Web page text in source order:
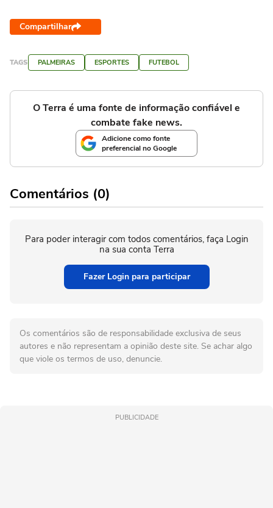
Compartilhar
TAGS PALMEIRAS ESPORTES FUTEBOL
O Terra é uma fonte de informação confiável e
combate fake news.
Adicione como fonte
preferencial no Google
Comentários (0)
Para poder interagir com todos comentários, faça Login
na sua conta Terra
Fazer Login para participar
Os comentários são de responsabilidade exclusiva de seus
autores e não representam a opinião deste site. Se achar algo
que viole os termos de uso, denuncie.
PUBLICIDADE